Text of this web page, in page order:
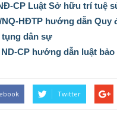
CP Luật Sở hữu trí tuệ
NQ-HĐTP hướng dẫn
tụng dân sự
ND-CP hướng dẫn luật
Twitter